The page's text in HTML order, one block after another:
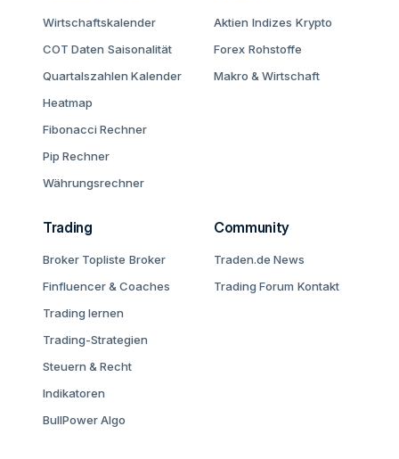
Wirtschaftskalender
COT Daten Saisonalität
Quartalszahlen Kalender
Heatmap
Fibonacci Rechner
Pip Rechner
Währungsrechner
Aktien Indizes Krypto
Forex Rohstoffe
Makro & Wirtschaft
Trading
Broker Topliste Broker
Finfluencer & Coaches
Trading lernen
Trading-Strategien
Steuern & Recht
Indikatoren
BullPower Algo
Community
Traden.de News
Trading Forum Kontakt